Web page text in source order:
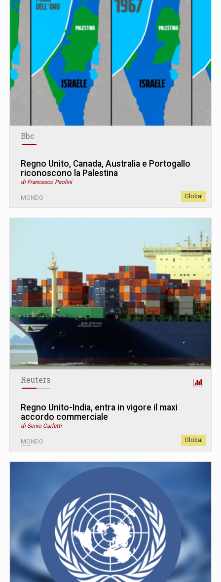
Bbc
Regno Unito, Canada, Australia e Portogallo
riconoscono la Palestina
di Francesco Paolini
MONDO Global
Reuters
Regno Unito-India, entra in vigore il maxi
accordo commerciale
di Senio Carletti
MONDO Global